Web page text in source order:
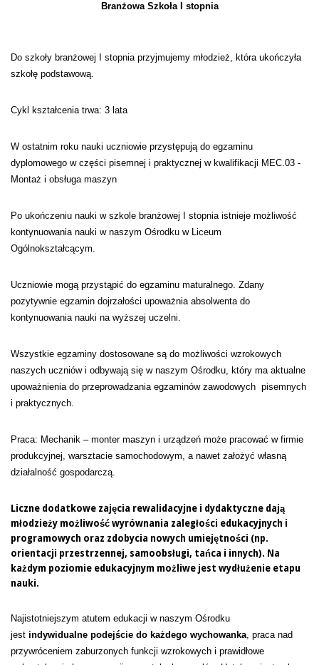
Branżowa Szkoła I stopnia
Do szkoły branżowej I stopnia przyjmujemy młodzież, która ukończyła
szkołę podstawową.
Cykl kształcenia trwa: 3 lata
W ostatnim roku nauki uczniowie przystępują do egzaminu
dyplomowego w części pisemnej i praktycznej w kwalifikacji MEC.03 -
Montaż i obsługa maszyn
Po ukończeniu nauki w szkole branżowej I stopnia istnieje możliwość
kontynuowania nauki w naszym Ośrodku w Liceum
Ogólnokształcącym.
Uczniowie mogą przystąpić do egzaminu maturalnego. Zdany
pozytywnie egzamin dojrzałości upoważnia absolwenta do
kontynuowania nauki na wyższej uczelni.
Wszystkie egzaminy dostosowane są do możliwości wzrokowych
naszych uczniów i odbywają się w naszym Ośrodku, który ma aktualne
upoważnienia do przeprowadzania egzaminów zawodowych pisemnych
i praktycznych.
Praca: Mechanik – monter maszyn i urządzeń może pracować w firmie
produkcyjnej, warsztacie samochodowym, a nawet założyć własną
działalność gospodarczą.
Liczne dodatkowe zajęcia rewalidacyjne i dydaktyczne dają
młodzieży możliwość wyrównania zaległości edukacyjnych i
programowych oraz zdobycia nowych umiejętności (np.
orientacji przestrzennej, samoobsługi, tańca i innych). Na
każdym poziomie edukacyjnym możliwe jest wydłużenie etapu
nauki.
Najistotniejszym atutem edukacji w naszym Ośrodku
jest indywidualne podejście do każdego wychowanka, praca nad
przywróceniem zaburzonych funkcji wzrokowych i prawidłowe